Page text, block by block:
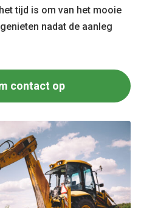
tijd is om van het mooie
nadat de aanleg
contact op